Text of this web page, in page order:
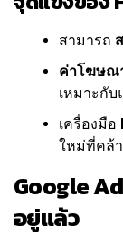
สามารถ
ค่าโฆษณ
เหมาะกั
เครื่องมือ
ใหม่ที่คล้
Google
อยู่แล้ว